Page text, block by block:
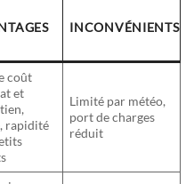
INCONVÉNIENTS
coût
et
rapidité
Limité par météo,
port de charges
réduit